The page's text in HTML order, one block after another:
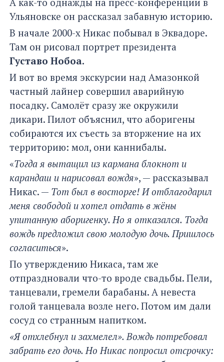
Ульяновске он рассказал забавную историю.
В начале 2000-х Никас побывал в Эквадоре.
Там он рисовал портрет президента
Густаво Нобоа.
И вот во время экскурсии над Амазонкой
частный лайнер совершил аварийную
посадку. Самолёт сразу же окружили
дикари. Пилот объяснил, что аборигены
собираются их съесть за вторжение на их
территорию: мол, они каннибалы.
«Тогда я вытащил из кармана блокнот и
карандаш и нарисовал вождя», — рассказывал
Никас. — Тот был в восторге! И отблагодарил
меня свободой и хотел отдать в жёны
упитанную аборигенку. Но я отказался. Тогда
вождь предложил свою молодую дочь. Пришлось
согласиться».
По утверждению Никаса, там же
отпраздновали что-то вроде свадьбы. Пели,
танцевали, гремели барабаны. А невеста
голой танцевала возле него. Потом им дали
сосуд со странным напитком.
«Я отхлебнул и захмелел». Вождь потребовал
забрать его дочь. Но Никас попросил отсрочку: